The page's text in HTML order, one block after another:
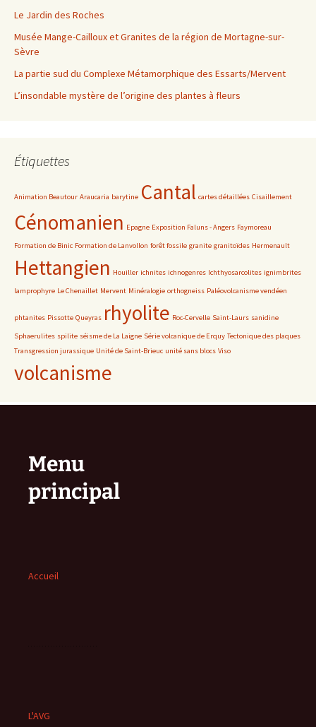
Le Jardin des Roches
Musée Mange-Cailloux et Granites de la région de Mortagne-sur-
Sèvre
La partie sud du Complexe Métamorphique des Essarts/Mervent
L’insondable mystère de l’origine des plantes à fleurs
Étiquettes
Animation Beautour Araucaria barytine Cantal cartes détaillées Cisaillement
Cénomanien Epagne Exposition Faluns - Angers Faymoreau
Formation de Binic Formation de Lanvollon forêt fossile granite granitoïdes Hermenault
Hettangien Houiller ichnites ichnogenres Ichthyosarcolites ignimbrites
lamprophyre Le Chenaillet Mervent Minéralogie orthogneiss Paléovolcanisme vendéen
phtanites Pissotte Queyras rhyolite Roc-Cervelle Saint-Laurs sanidine
Sphaerulites spilite séisme de La Laigne Série volcanique de Erquy Tectonique des plaques
Transgression jurassique Unité de Saint-Brieuc unité sans blocs Viso
volcanisme
Menu
principal
Accueil
L'AVG